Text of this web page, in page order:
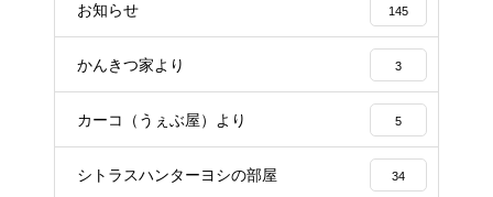
お知らせ 145
かんきつ家より 3
カーコ（うぇぶ屋）より 5
シトラスハンターヨシの部屋 34